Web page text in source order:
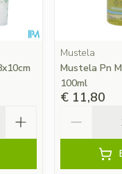
Mustela
Mustela Pn
100ml
€ 11,80